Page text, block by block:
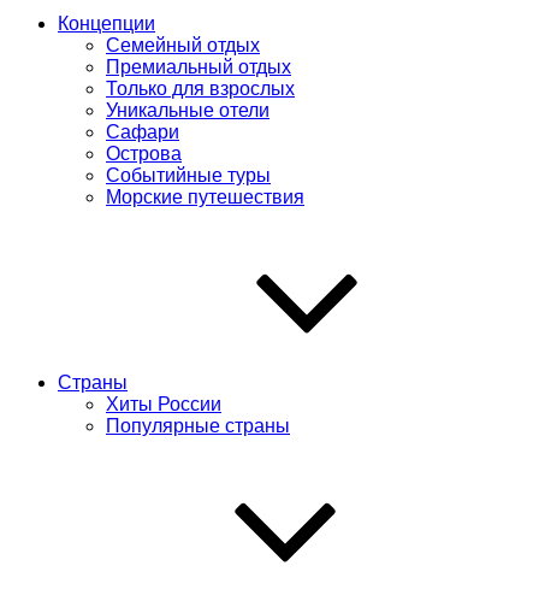
Концепции
Семейный отдых
Премиальный отдых
Только для взрослых
Уникальные отели
Сафари
Острова
Событийные туры
Морские путешествия
Страны
Хиты России
Популярные страны